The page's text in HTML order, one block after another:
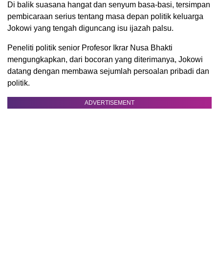
Di balik suasana hangat dan senyum basa-basi, tersimpan
pembicaraan serius tentang masa depan politik keluarga
Jokowi yang tengah diguncang isu ijazah palsu.
Peneliti politik senior Profesor Ikrar Nusa Bhakti
mengungkapkan, dari bocoran yang diterimanya, Jokowi
datang dengan membawa sejumlah persoalan pribadi dan
politik.
ADVERTISEMENT